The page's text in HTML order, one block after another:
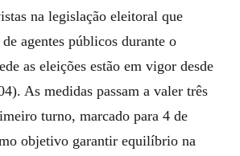
agentes públicos durante o
as eleições estão em vigor desde
As medidas passam a valer três
turno, marcado para 4 de
objetivo garantir equilíbrio na